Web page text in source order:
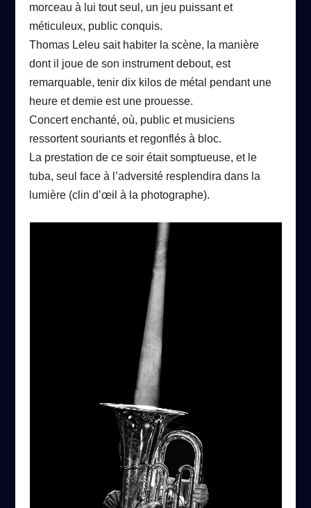
morceau à lui tout seul, un jeu puissant et
méticuleux, public conquis.
Thomas Leleu sait habiter la scène, la manière
dont il joue de son instrument debout, est
remarquable, tenir dix kilos de métal pendant une
heure et demie est une prouesse.
Concert enchanté, où, public et musiciens
ressortent souriants et regonflés à bloc.
La prestation de ce soir était somptueuse, et le
tuba, seul face à l’adversité resplendira dans la
lumière (clin d’œil à la photographe).